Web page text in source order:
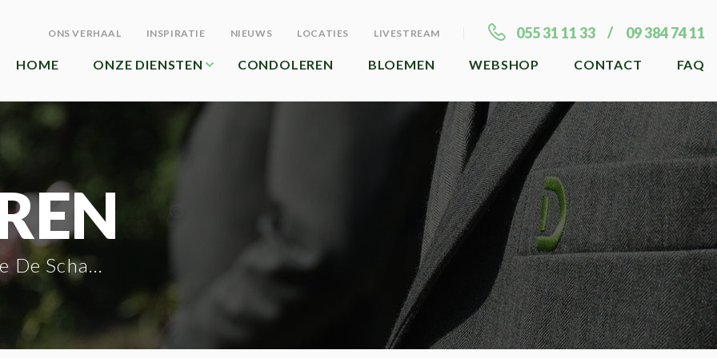
ONS VERHAAL INSPIRATIE NIEUWS LOCATIES LIVESTREAM 055 31 11 33 09 384 74 11
HOME ONZE DIENSTEN CONDOLEREN BLOEMEN WEBSHOP CONTACT FAQ
Schamphelaere